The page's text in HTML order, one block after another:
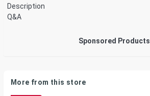
Description
Q&A
Sponsored Products
More from this store